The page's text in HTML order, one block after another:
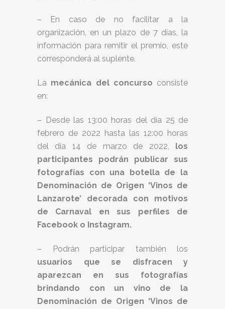
– En caso de no facilitar a la
organización, en un plazo de 7 días, la
información para remitir el premio, este
corresponderá al suplente.
La mecánica del concurso consiste
en:
– Desde las 13:00 horas del día 25 de
febrero de 2022 hasta las 12:00 horas
del día 14 de marzo de 2022, los
participantes podrán publicar sus
fotografías con una botella de la
Denominación de Origen ‘Vinos de
Lanzarote’ decorada con motivos
de Carnaval en sus perfiles de
Facebook o Instagram.
– Podrán participar también los
usuarios que se disfracen y
aparezcan en sus fotografías
brindando con un vino de la
Denominación de Origen ‘Vinos de